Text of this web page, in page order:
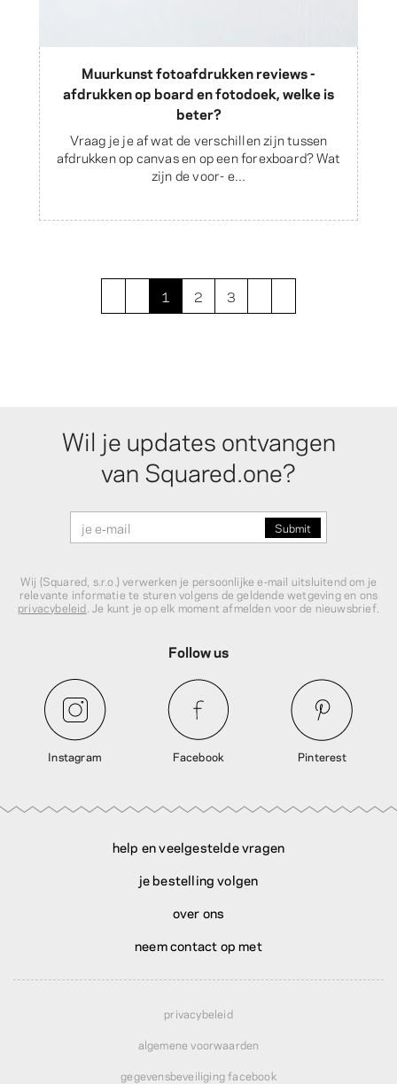
Muurkunst fotoafdrukken reviews -
afdrukken op board en fotodoek, welke is
beter?
Vraag je je af wat de verschillen zijn tussen
afdrukken op canvas en op een forexboard? Wat
zijn de voor- e...
1 2 3
Wil je updates ontvangen
van Squared.one?
Wij (Squared, s.r.o.) verwerken je persoonlijke e‑mail uitsluitend om je
relevante informatie te sturen volgens de geldende wetgeving en ons
privacybeleid . Je kunt je op elk moment afmelden voor de nieuwsbrief.
Follow us
Instagram Facebook Pinterest
help en veelgestelde vragen
je bestelling volgen
over ons
neem contact op met
privacybeleid
algemene voorwaarden
gegevensbeveiliging facebook